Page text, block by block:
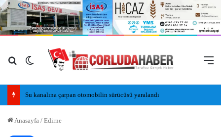
Arama yap ...
Dış görünümü değiştir
Su kanalına çarpan otomobilin sürücüsü yaralandı
Anasayfa / Edirne